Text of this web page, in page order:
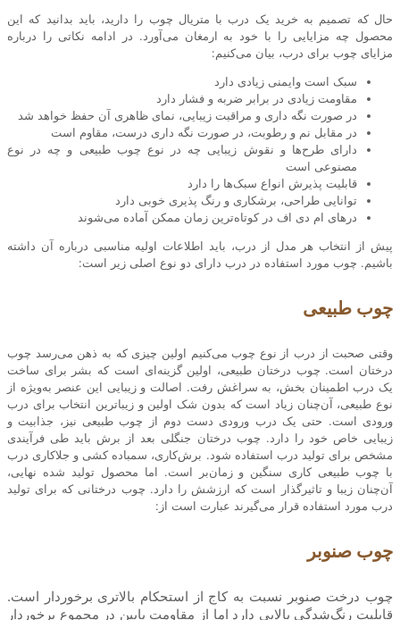
حال که تصمیم به خرید یک درب با متریال چوب را دارید، باید بدانید که این
محصول چه مزایایی را با خود به ارمغان می‌آورد. در ادامه نکاتی را درباره
مزایای چوب برای درب، بیان می‌کنیم:
سبک است وایمنی زیادی دارد
مقاومت زیادی در برابر ضربه و فشار دارد
در صورت نگه داری و مراقبت زیبایی، نمای ظاهری آن حفظ خواهد شد
در مقابل نم و رطوبت، در صورت نگه داری درست، مقاوم است
دارای طرح‌ها و نقوش زیبایی چه در نوع چوب طبیعی و چه در نوع
مصنوعی است
قابلیت پذیرش انواع سبک‌ها را دارد
توانایی طراحی، برشکاری و رنگ پذیری خوبی دارد
درهای ام دی اف در کوتاه‌ترین زمان ممکن آماده می‌شوند
پیش از انتخاب هر مدل از درب، باید اطلاعات اولیه مناسبی درباره آن داشته
باشیم. چوب مورد استفاده در درب دارای دو نوع اصلی زیر است:
چوب طبیعی
وقتی صحبت از درب از نوع چوب می‌کنیم اولین چیزی که به ذهن می‌رسد چوب
درختان است. چوب درختان طبیعی، اولین گزینه‌ای است که بشر برای ساخت
یک درب اطمینان بخش، به سراغش رفت. اصالت و زیبایی این عنصر به‌ویژه از
نوع طبیعی، آن‌چنان زیاد است که بدون شک اولین و زیباترین انتخاب برای درب
ورودی است. حتی یک درب ورودی دست دوم از چوب طبیعی نیز، جذابیت و
زیبایی خاص خود را دارد. چوب درختان جنگلی بعد از برش باید طی فرآیندی
مشخص برای تولید درب استفاده شود. برش‌کاری، سمباده کشی و جلاکاری درب
با چوب طبیعی کاری سنگین و زمان‌بر است. اما محصول تولید شده نهایی،
آن‌چنان زیبا و تاثیرگذار است که ارزشش را دارد. چوب درختانی که برای تولید
درب مورد استفاده قرار می‌گیرند عبارت است از:
چوب صنوبر
چوب درخت صنوبر نسبت به کاج از استحکام بالاتری برخوردار است.
قابلیت رنگ‌شدگی بالایی دارد اما از مقاومت پایین در مجموع برخوردار